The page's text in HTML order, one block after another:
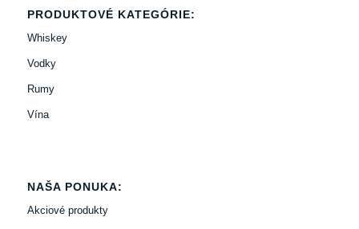
PRODUKTOVÉ KATEGÓRIE:
Whiskey
Vodky
Rumy
Vína
NAŠA PONUKA:
Akciové produkty